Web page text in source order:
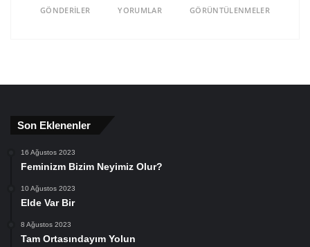
GÖNDERILER YORUMLAR GÖRÜNTÜLENMELER
Son Eklenenler
16 Ağustos 2023
Feminizm Bizim Neyimiz Olur?
10 Ağustos 2023
Elde Var Bir
8 Ağustos 2023
Tam Ortasındayım Yolun